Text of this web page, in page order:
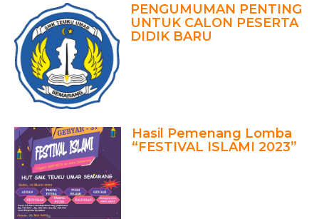
PENGUMUMAN PENTING
UNTUK CALON PESERTA
DIDIK BARU
Hasil Pemenang Lomba
“FESTIVAL ISLAMI 2023”